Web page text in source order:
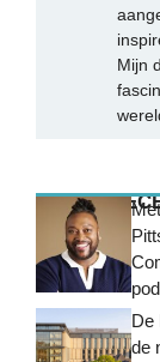
Mijn
MEEST
De
de